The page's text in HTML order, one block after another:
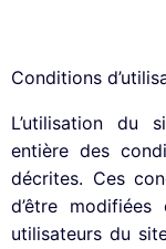
Conditions
L’utilisation du
entière des
décrites. Ces
d’être
utilisateurs du